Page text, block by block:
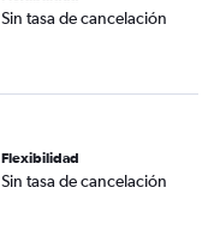
Sin tasa de cancelación
Flexibilidad
Sin tasa de cancelación